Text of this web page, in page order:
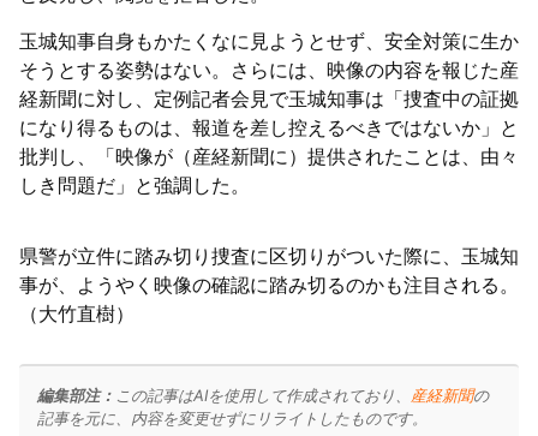
玉城知事自身もかたくなに見ようとせず、安全対策に生か
そうとする姿勢はない。さらには、映像の内容を報じた産
経新聞に対し、定例記者会見で玉城知事は「捜査中の証拠
になり得るものは、報道を差し控えるべきではないか」と
批判し、「映像が（産経新聞に）提供されたことは、由々
しき問題だ」と強調した。
県警が立件に踏み切り捜査に区切りがついた際に、玉城知
事が、ようやく映像の確認に踏み切るのかも注目される。
（大竹直樹）
編集部注： この記事はAIを使用して作成されており、 産経新聞の
記事を元に、内容を変更せずにリライトしたものです。